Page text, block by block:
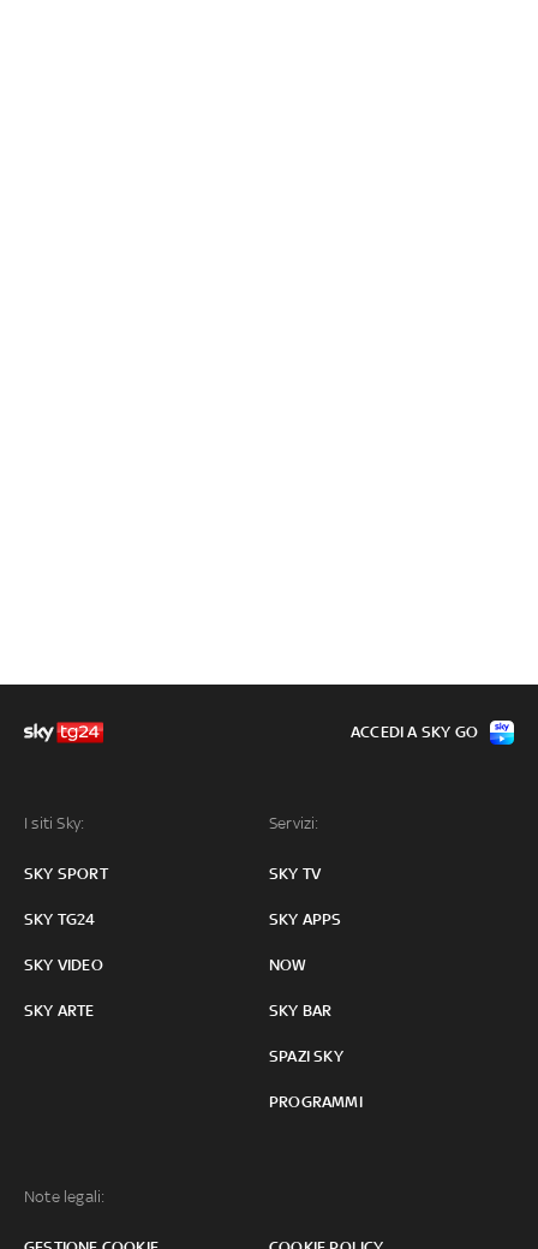
I siti Sky:
SKY SPORT
SKY TG24
SKY VIDEO
SKY ARTE
Servizi:
SKY TV
SKY APPS
NOW
SKY BAR
SPAZI SKY
PROGRAMMI
Note legali:
ACCEDI A SKY GO